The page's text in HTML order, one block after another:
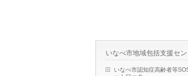
いなべ市地域包括支援セ
いなべ市認知症高齢者等